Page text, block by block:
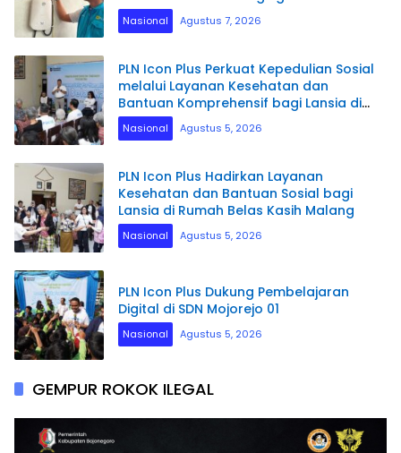
pada Semester I 2026
Nasional Agustus 7, 2026
PLN Icon Plus Perkuat Kepedulian Sosial
melalui Layanan Kesehatan dan
Bantuan Komprehensif bagi Lansia di
Malang
Nasional Agustus 5, 2026
PLN Icon Plus Hadirkan Layanan
Kesehatan dan Bantuan Sosial bagi
Lansia di Rumah Belas Kasih Malang
Nasional Agustus 5, 2026
PLN Icon Plus Dukung Pembelajaran
Digital di SDN Mojorejo 01
Nasional Agustus 5, 2026
GEMPUR ROKOK ILEGAL